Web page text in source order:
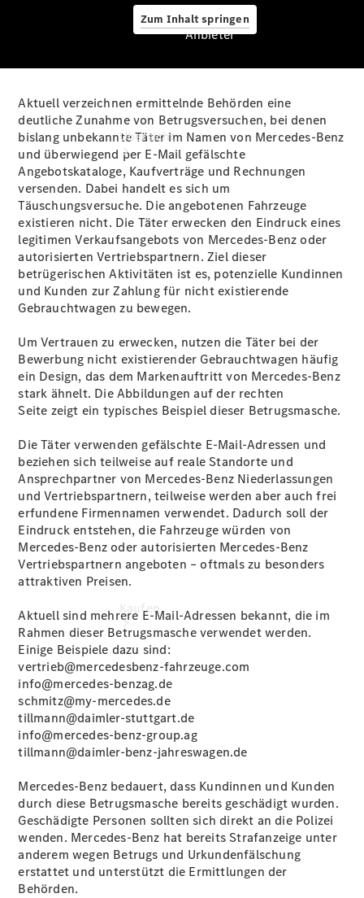
Zum Inhalt springen
Anbieter
Übersicht
Startseite
Ansprechpartner
finden
Beratung
vereinbaren
Servicetermin
buchen
Probefahrt
vereinbaren
Konfigurator
Modellübersicht
Kaufen
Übersicht
140 Jahre
Mercedes-
Benz
Store
Neuwagenangebote
Anbieter
Aktuell verzeichnen ermittelnde Behörden eine
deutliche Zunahme von Betrugsversuchen, bei denen
bislang unbekannte Täter im Namen von Mercedes-Benz
und überwiegend per E‑Mail gefälschte
Angebotskataloge, Kaufverträge und Rechnungen
versenden. Dabei handelt es sich um
Täuschungsversuche. Die angebotenen Fahrzeuge
existieren nicht. Die Täter erwecken den Eindruck eines
legitimen Verkaufsangebots von Mercedes‑Benz oder
autorisierten Vertriebspartnern. Ziel dieser
betrügerischen Aktivitäten ist es, potenzielle Kundinnen
und Kunden zur Zahlung für nicht existierende
Gebrauchtwagen zu bewegen.
Um Vertrauen zu erwecken, nutzen die Täter bei der
Bewerbung nicht existierender Gebrauchtwagen häufig
ein Design, das dem Markenauftritt von Mercedes‑Benz
stark ähnelt. Die Abbildungen auf der rechten
Seite zeigt ein typisches Beispiel dieser Betrugsmasche.
Die Täter verwenden gefälschte E‑Mail‑Adressen und
beziehen sich teilweise auf reale Standorte und
Ansprechpartner von Mercedes‑Benz Niederlassungen
und Vertriebspartnern, teilweise werden aber auch frei
erfundene Firmennamen verwendet. Dadurch soll der
Eindruck entstehen, die Fahrzeuge würden von
Mercedes‑Benz oder autorisierten Mercedes-Benz
Vertriebspartnern angeboten – oftmals zu besonders
attraktiven Preisen.
Aktuell sind mehrere E‑Mail‑Adressen bekannt, die im
Rahmen dieser Betrugsmasche verwendet werden.
Einige Beispiele dazu sind:
vertrieb@mercedesbenz-fahrzeuge.com
info@mercedes-benzag.de
schmitz@my-mercedes.de
tillmann@daimler-stuttgart.de
info@mercedes-benz-group.ag
tillmann@daimler-benz-jahreswagen.de
Mercedes‑Benz bedauert, dass Kundinnen und Kunden
durch diese Betrugsmasche bereits geschädigt wurden.
Geschädigte Personen sollten sich direkt an die Polizei
wenden. Mercedes‑Benz hat bereits Strafanzeige unter
anderem wegen Betrugs und Urkundenfälschung
erstattet und unterstützt die Ermittlungen der
Behörden.